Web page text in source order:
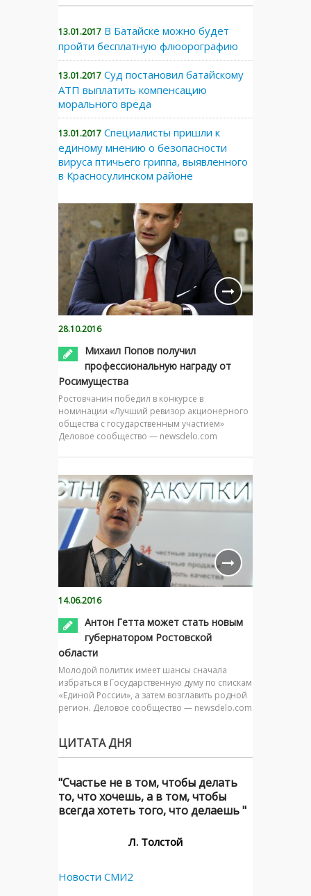
13.01.2017 В Батайске можно будет
пройти бесплатную флюорографию
13.01.2017 Суд постановил батайскому
АТП выплатить компенсацию
морального вреда
13.01.2017 Специалисты пришли к
единому мнению о безопасности
вируса птичьего гриппа, выявленного
в Красносулинском районе
28.10.2016
Михаил Попов получил
профессиональную награду от
Росимущества
Ростовчанин победил в конкурсе в
номинации «Лучший ревизор акционерного
общества с государственным участием»
Деловое сообщество — newsdelo.com
14.06.2016
Антон Гетта может стать новым
губернатором Ростовской
области
Молодой политик имеет шансы сначала
избраться в Государственную думу по спискам
«Единой России», а затем возглавить родной
регион. Деловое сообщество — newsdelo.com
ЦИТАТА ДНЯ
"Счастье не в том, чтобы делать
то, что хочешь, а в том, чтобы
всегда хотеть того, что делаешь "
Л. Толстой
Новости СМИ2